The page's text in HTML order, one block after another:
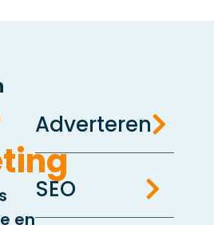
en
Adverteren
SEO